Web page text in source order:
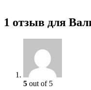
1 отзыв для
5 out of 5